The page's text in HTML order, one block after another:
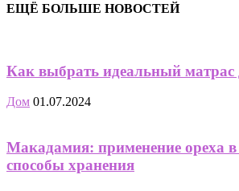
ЕЩЁ БОЛЬШЕ НОВОСТЕЙ
Как выбрать идеальный матрас
Дом 01.07.2024
Макадамия: применение ореха в
способы хранения